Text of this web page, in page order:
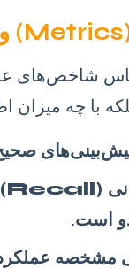
شاخص‌های
با چه میزان
مشخصه